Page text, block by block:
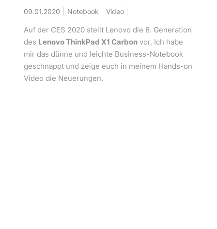
09.01.2020 Notebook Video
Auf der CES 2020 stellt Lenovo die 8. Generation
des Lenovo ThinkPad X1 Carbonvor. Ich habe
mir das dünne und leichte Business-Notebook
geschnappt und zeige euch in meinem Hands-on
Video die Neuerungen.